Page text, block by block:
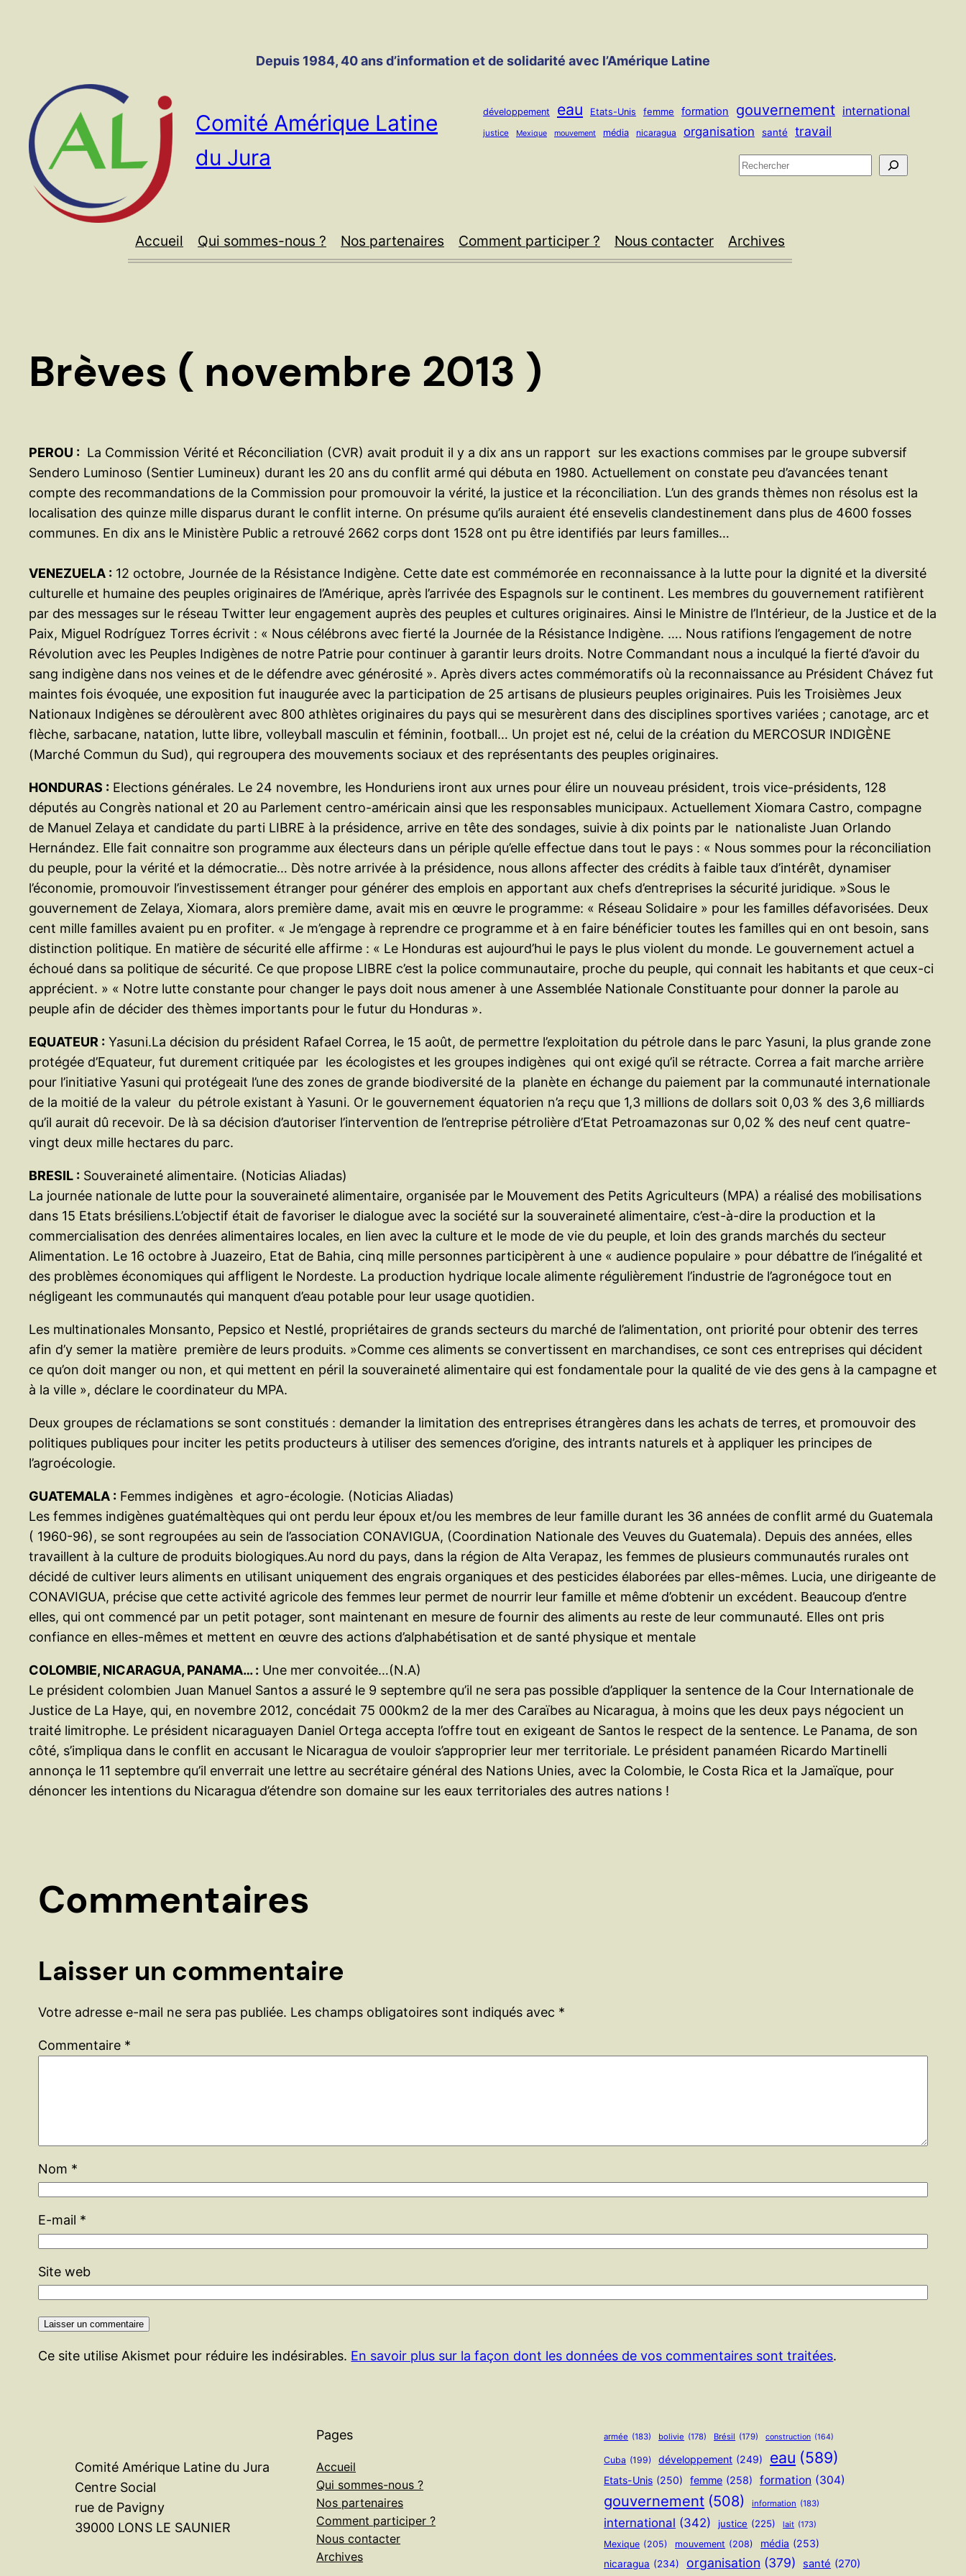
Depuis 1984, 40 ans d’information et de solidarité avec l’Amérique Latine
Comité Amérique Latine
du Jura
développement eau Etats-Unis femme formation gouvernement international
justice Mexique mouvement média nicaragua organisation santé travail
R
e
r
Accueil Qui sommes-nous ? Nos partenaires Comment participer ? Nous contacter Archives
Brèves ( novembre 2013 )
PEROU : La Commission Vérité et Réconciliation (CVR) avait produit il y a dix ans un rapport sur les exactions commises par le groupe subversif
Sendero Luminoso (Sentier Lumineux) durant les 20 ans du conflit armé qui débuta en 1980. Actuellement on constate peu d’avancées tenant
compte des recommandations de la Commission pour promouvoir la vérité, la justice et la réconciliation. L’un des grands thèmes non résolus est la
localisation des quinze mille disparus durant le conflit interne. On présume qu’ils auraient été ensevelis clandestinement dans plus de 4600 fosses
communes. En dix ans le Ministère Public a retrouvé 2662 corps dont 1528 ont pu être identifiés par leurs familles…
VENEZUELA : 12 octobre, Journée de la Résistance Indigène. Cette date est commémorée en reconnaissance à la lutte pour la dignité et la diversité
culturelle et humaine des peuples originaires de l’Amérique, après l’arrivée des Espagnols sur le continent. Les membres du gouvernement ratifièrent
par des messages sur le réseau Twitter leur engagement auprès des peuples et cultures originaires. Ainsi le Ministre de l’Intérieur, de la Justice et de la
Paix, Miguel Rodríguez Torres écrivit : « Nous célébrons avec fierté la Journée de la Résistance Indigène. …. Nous ratifions l’engagement de notre
Révolution avec les Peuples Indigènes de notre Patrie pour continuer à garantir leurs droits. Notre Commandant nous a inculqué la fierté d’avoir du
sang indigène dans nos veines et de le défendre avec générosité ». Après divers actes commémoratifs où la reconnaissance au Président Chávez fut
maintes fois évoquée, une exposition fut inaugurée avec la participation de 25 artisans de plusieurs peuples originaires. Puis les Troisièmes Jeux
Nationaux Indigènes se déroulèrent avec 800 athlètes originaires du pays qui se mesurèrent dans des disciplines sportives variées ; canotage, arc et
flèche, sarbacane, natation, lutte libre, volleyball masculin et féminin, football… Un projet est né, celui de la création du MERCOSUR INDIGÈNE
(Marché Commun du Sud), qui regroupera des mouvements sociaux et des représentants des peuples originaires.
HONDURAS : Elections générales. Le 24 novembre, les Honduriens iront aux urnes pour élire un nouveau président, trois vice-présidents, 128
députés au Congrès national et 20 au Parlement centro-américain ainsi que les responsables municipaux. Actuellement Xiomara Castro, compagne
de Manuel Zelaya et candidate du parti LIBRE à la présidence, arrive en tête des sondages, suivie à dix points par le nationaliste Juan Orlando
Hernández. Elle fait connaitre son programme aux électeurs dans un périple qu’elle effectue dans tout le pays : « Nous sommes pour la réconciliation
du peuple, pour la vérité et la démocratie… Dès notre arrivée à la présidence, nous allons affecter des crédits à faible taux d’intérêt, dynamiser
l’économie, promouvoir l’investissement étranger pour générer des emplois en apportant aux chefs d’entreprises la sécurité juridique. »Sous le
gouvernement de Zelaya, Xiomara, alors première dame, avait mis en œuvre le programme: « Réseau Solidaire » pour les familles défavorisées. Deux
cent mille familles avaient pu en profiter. « Je m’engage à reprendre ce programme et à en faire bénéficier toutes les familles qui en ont besoin, sans
distinction politique. En matière de sécurité elle affirme : « Le Honduras est aujourd’hui le pays le plus violent du monde. Le gouvernement actuel a
échoué dans sa politique de sécurité. Ce que propose LIBRE c’est la police communautaire, proche du peuple, qui connait les habitants et que ceux-ci
apprécient. » « Notre lutte constante pour changer le pays doit nous amener à une Assemblée Nationale Constituante pour donner la parole au
peuple afin de décider des thèmes importants pour le futur du Honduras ».
EQUATEUR : Yasuni.La décision du président Rafael Correa, le 15 août, de permettre l’exploitation du pétrole dans le parc Yasuni, la plus grande zone
protégée d’Equateur, fut durement critiquée par les écologistes et les groupes indigènes qui ont exigé qu’il se rétracte. Correa a fait marche arrière
pour l’initiative Yasuni qui protégeait l’une des zones de grande biodiversité de la planète en échange du paiement par la communauté internationale
de la moitié de la valeur du pétrole existant à Yasuni. Or le gouvernement équatorien n’a reçu que 1,3 millions de dollars soit 0,03 % des 3,6 milliards
qu’il aurait dû recevoir. De là sa décision d’autoriser l’intervention de l’entreprise pétrolière d’Etat Petroamazonas sur 0,02 % des neuf cent quatre-
vingt deux mille hectares du parc.
BRESIL : Souveraineté alimentaire. (Noticias Aliadas)
La journée nationale de lutte pour la souveraineté alimentaire, organisée par le Mouvement des Petits Agriculteurs (MPA) a réalisé des mobilisations
dans 15 Etats brésiliens.L’objectif était de favoriser le dialogue avec la société sur la souveraineté alimentaire, c’est-à-dire la production et la
commercialisation des denrées alimentaires locales, en lien avec la culture et le mode de vie du peuple, et loin des grands marchés du secteur
Alimentation. Le 16 octobre à Juazeiro, Etat de Bahia, cinq mille personnes participèrent à une « audience populaire » pour débattre de l’inégalité et
des problèmes économiques qui affligent le Nordeste. La production hydrique locale alimente régulièrement l’industrie de l’agronégoce tout en
négligeant les communautés qui manquent d’eau potable pour leur usage quotidien.
Les multinationales Monsanto, Pepsico et Nestlé, propriétaires de grands secteurs du marché de l’alimentation, ont priorité pour obtenir des terres
afin d’y semer la matière première de leurs produits. »Comme ces aliments se convertissent en marchandises, ce sont ces entreprises qui décident
ce qu’on doit manger ou non, et qui mettent en péril la souveraineté alimentaire qui est fondamentale pour la qualité de vie des gens à la campagne et
à la ville », déclare le coordinateur du MPA.
Deux groupes de réclamations se sont constitués : demander la limitation des entreprises étrangères dans les achats de terres, et promouvoir des
politiques publiques pour inciter les petits producteurs à utiliser des semences d’origine, des intrants naturels et à appliquer les principes de
l’agroécologie.
GUATEMALA : Femmes indigènes et agro-écologie. (Noticias Aliadas)
Les femmes indigènes guatémaltèques qui ont perdu leur époux et/ou les membres de leur famille durant les 36 années de conflit armé du Guatemala
( 1960-96), se sont regroupées au sein de l’association CONAVIGUA, (Coordination Nationale des Veuves du Guatemala). Depuis des années, elles
travaillent à la culture de produits biologiques.Au nord du pays, dans la région de Alta Verapaz, les femmes de plusieurs communautés rurales ont
décidé de cultiver leurs aliments en utilisant uniquement des engrais organiques et des pesticides élaborées par elles-mêmes. Lucia, une dirigeante de
CONAVIGUA, précise que cette activité agricole des femmes leur permet de nourrir leur famille et même d’obtenir un excédent. Beaucoup d’entre
elles, qui ont commencé par un petit potager, sont maintenant en mesure de fournir des aliments au reste de leur communauté. Elles ont pris
confiance en elles-mêmes et mettent en œuvre des actions d’alphabétisation et de santé physique et mentale
COLOMBIE, NICARAGUA, PANAMA… : Une mer convoitée…(N.A)
Le président colombien Juan Manuel Santos a assuré le 9 septembre qu’il ne sera pas possible d’appliquer la sentence de la Cour Internationale de
Justice de La Haye, qui, en novembre 2012, concédait 75 000km2 de la mer des Caraïbes au Nicaragua, à moins que les deux pays négocient un
traité limitrophe. Le président nicaraguayen Daniel Ortega accepta l’offre tout en exigeant de Santos le respect de la sentence. Le Panama, de son
côté, s’impliqua dans le conflit en accusant le Nicaragua de vouloir s’approprier leur mer territoriale. Le président panaméen Ricardo Martinelli
annonça le 11 septembre qu’il enverrait une lettre au secrétaire général des Nations Unies, avec la Colombie, le Costa Rica et la Jamaïque, pour
dénoncer les intentions du Nicaragua d’étendre son domaine sur les eaux territoriales des autres nations !
Commentaires
Laisser un commentaire
Votre adresse e-mail ne sera pas publiée. Les champs obligatoires sont indiqués avec *
Commentaire *
Nom *
E-mail *
Site web
Ce site utilise Akismet pour réduire les indésirables. En savoir plus sur la façon dont les données de vos commentaires sont traitées.
Comité Amérique Latine du Jura
Centre Social
rue de Pavigny
39000 LONS LE SAUNIER
Pages
Accueil
Qui sommes-nous ?
Nos partenaires
Comment participer ?
Nous contacter
Archives
armée (183) bolivie (178) Brésil (179) construction (164)
Cuba (199) développement (249) eau (589)
Etats-Unis (250) femme (258) formation (304)
gouvernement (508) information (183)
international (342) justice (225) lait (173)
Mexique (205) mouvement (208) média (253)
nicaragua (234) organisation (379) santé (270)